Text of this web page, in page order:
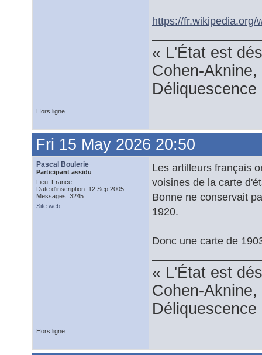
https://
« L'État est
Cohen-
Hors ligne
Fri 15 May 2026 20:50
Pascal Boulerie
Participant assidu
Lieu: France
Date d'inscription: 12 Sep 2005
Messages: 3245
Site web
Les artilleurs français
voisines de la carte
Bonne ne conservait
1920.
Donc une carte de
« L'État est
Cohen-
Hors ligne